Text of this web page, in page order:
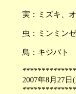
実：ミズキ、
虫：ミンミン
鳥：キジバト
2007年8月